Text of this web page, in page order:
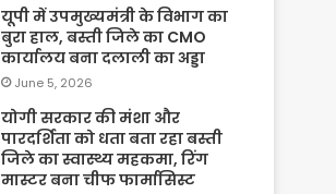
यूपी में उपमुख्यमंत्री के विभाग का
बुरा हाल, बस्ती जिले का CMO
कार्यालय बना दलाली का अड्डा
June 5, 2026
योगी सरकार की मंशा और
पारदर्शिता को धता बता रहा बस्ती
जिले का स्वास्थ्य महकमा, रिंग
मास्टर बना चीफ फार्मासिस्ट